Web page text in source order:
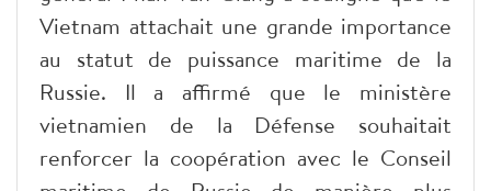
Vietnam attachait une grande importance
au statut de puissance maritime de la
Russie. Il a affirmé que le ministère
vietnamien de la Défense souhaitait
renforcer la coopération avec le Conseil